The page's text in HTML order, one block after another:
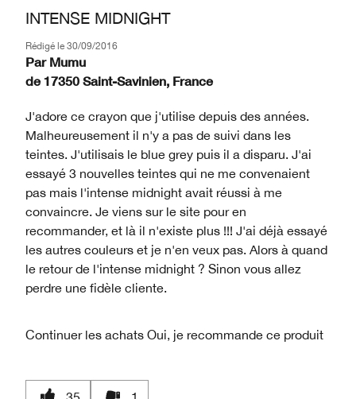
INTENSE MIDNIGHT
Rédigé le 30/09/2016
Par Mumu
de 17350 Saint-Savinien, France
J'adore ce crayon que j'utilise depuis des années.
Malheureusement il n'y a pas de suivi dans les
teintes. J'utilisais le blue grey puis il a disparu. J'ai
essayé 3 nouvelles teintes qui ne me convenaient
pas mais l'intense midnight avait réussi à me
convaincre. Je viens sur le site pour en
recommander, et là il n'existe plus !!! J'ai déjà essayé
les autres couleurs et je n'en veux pas. Alors à quand
le retour de l'intense midnight ? Sinon vous allez
perdre une fidèle cliente.
Continuer les achats Oui, je recommande ce produit